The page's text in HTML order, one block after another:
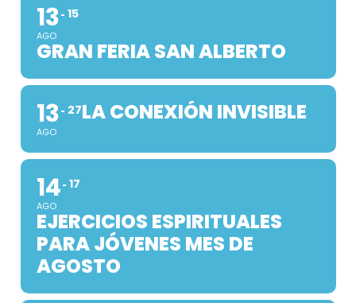
13
AGO
15
GRAN FERIA SAN ALBERTO
13
AGO
27LA CONEXIÓN INVISIBLE
14
AGO
17
EJERCICIOS ESPIRITUALES
PARA JÓVENES MES DE
AGOSTO